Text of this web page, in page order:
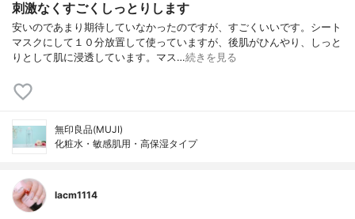
刺激なくすごくしっとりします
安いのであまり期待していなかったのですが、すごくいいです。シート
マスクにして１０分放置して使っていますが、後肌がひんやり、しっと
りとして肌に浸透しています。マス…続きを見る
無印良品(MUJI)
化粧水・敏感肌用・高保湿タイプ
lacm1114